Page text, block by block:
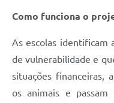
Como funciona o
As escolas identificam
de vulnerabilidade e
situações financeiras,
os animais e passam